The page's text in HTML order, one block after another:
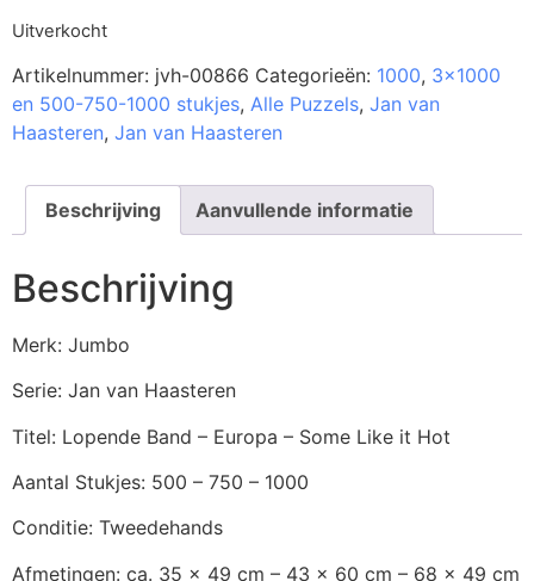
Uitverkocht
Artikelnummer: jvh-00866 Categorieën: 1000, 3x1000
en 500-750-1000 stukjes, Alle Puzzels, Jan van
Haasteren, Jan van Haasteren
Beschrijving Aanvullende informatie
Beschrijving
Merk: Jumbo
Serie: Jan van Haasteren
Titel: Lopende Band – Europa – Some Like it Hot
Aantal Stukjes: 500 – 750 – 1000
Conditie: Tweedehands
Afmetingen: ca. 35 x 49 cm – 43 x 60 cm – 68 x 49 cm